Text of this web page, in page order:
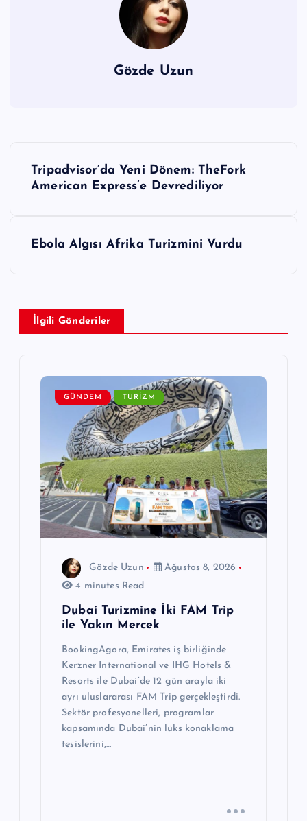
Gözde Uzun
Tripadvisor’da Yeni Dönem: TheFork
American Express’e Devrediliyor
Ebola Algısı Afrika Turizmini Vurdu
İlgili Gönderiler
GÜNDEM TURIZM
Gözde Uzun
Ağustos 8, 2026
4 minutes Read
Dubai Turizmine İki FAM Trip
ile Yakın Mercek
BookingAgora, Emirates iş birliğinde
Kerzner International ve IHG Hotels &
Resorts ile Dubai’de 12 gün arayla iki
ayrı uluslararası FAM Trip gerçekleştirdi.
Sektör profesyonelleri, programlar
kapsamında Dubai’nin lüks konaklama
tesislerini,…